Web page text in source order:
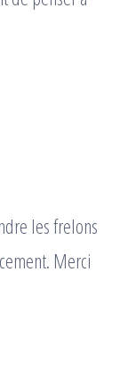
les frelons
Merci